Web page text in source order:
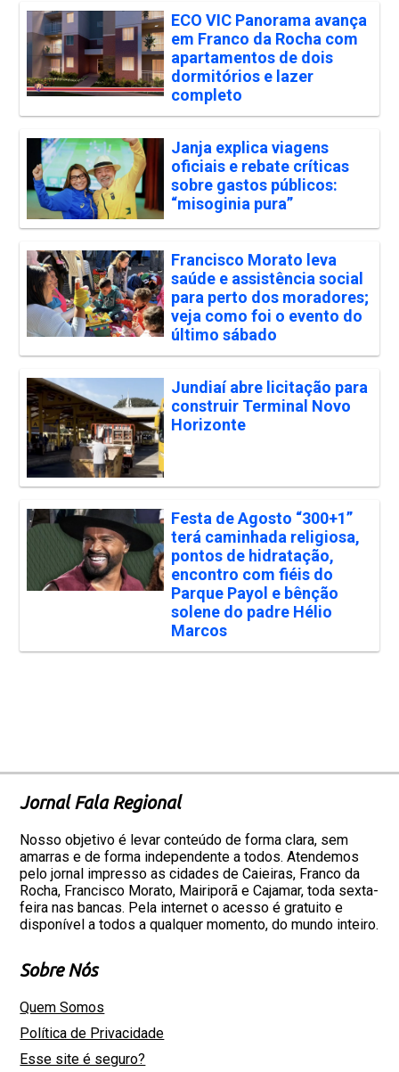
ECO VIC Panorama avança
em Franco da Rocha com
apartamentos de dois
dormitórios e lazer
completo
Janja explica viagens
oficiais e rebate críticas
sobre gastos públicos:
“misoginia pura”
Francisco Morato leva
saúde e assistência social
para perto dos moradores;
veja como foi o evento do
último sábado
Jundiaí abre licitação para
construir Terminal Novo
Horizonte
Festa de Agosto “300+1”
terá caminhada religiosa,
pontos de hidratação,
encontro com fiéis do
Parque Payol e bênção
solene do padre Hélio
Marcos
Jornal Fala Regional
Nosso objetivo é levar conteúdo de forma clara, sem
amarras e de forma independente a todos. Atendemos
pelo jornal impresso as cidades de Caieiras, Franco da
Rocha, Francisco Morato, Mairiporã e Cajamar, toda sexta-
feira nas bancas. Pela internet o acesso é gratuito e
disponível a todos a qualquer momento, do mundo inteiro.
Sobre Nós
Quem Somos
Política de Privacidade
Esse site é seguro?